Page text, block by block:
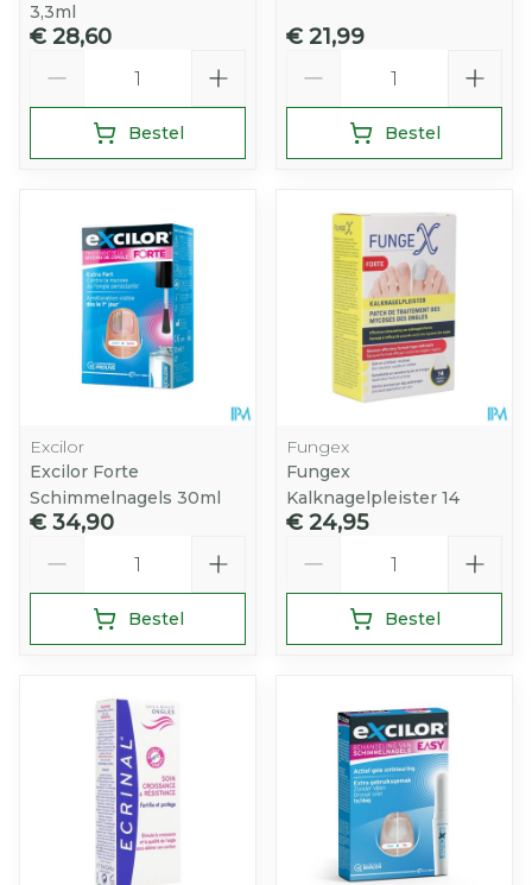
3,3ml
€ 28,60
Bestel
€ 21,99
Bestel
Excilor
Excilor Forte
Schimmelnagels 30ml
€ 34,90
Bestel
Fungex
Fungex
Kalknagelpleister 14
€ 24,95
Bestel